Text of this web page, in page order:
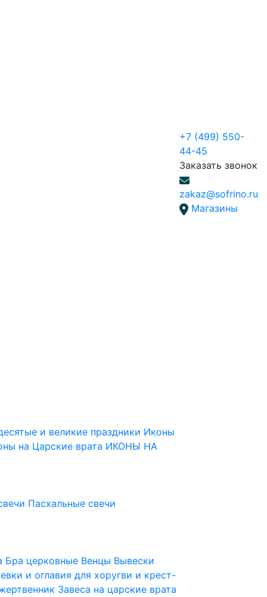
и великие праздники Иконы
на Царские врата ИКОНЫ НА
Пасхальные свечи
Бра церковные Венцы Вывески
и оглавия для хоругви и крест-
Завеса на царские врата
+7 (499) 550-
44-45
Заказать звонок
zakaz@sofrino.ru
Магазины